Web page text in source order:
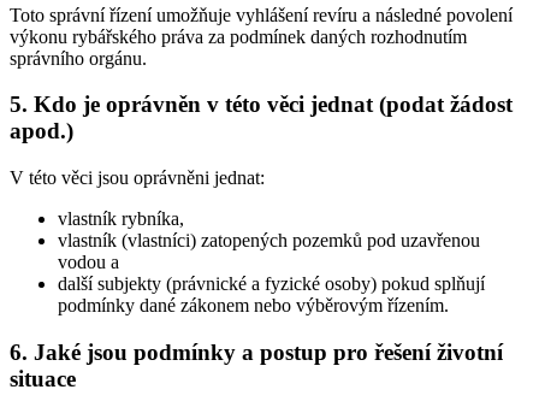
Toto správní řízení umožňuje vyhlášení revíru a následné povolení
výkonu rybářského práva za podmínek daných rozhodnutím
správního orgánu.
5. Kdo je oprávněn v této věci jednat (podat žádost
apod.)
V této věci jsou oprávněni jednat:
vlastník rybníka,
vlastník (vlastníci) zatopených pozemků pod uzavřenou
vodou a
další subjekty (právnické a fyzické osoby) pokud splňují
podmínky dané zákonem nebo výběrovým řízením.
6. Jaké jsou podmínky a postup pro řešení životní
situace